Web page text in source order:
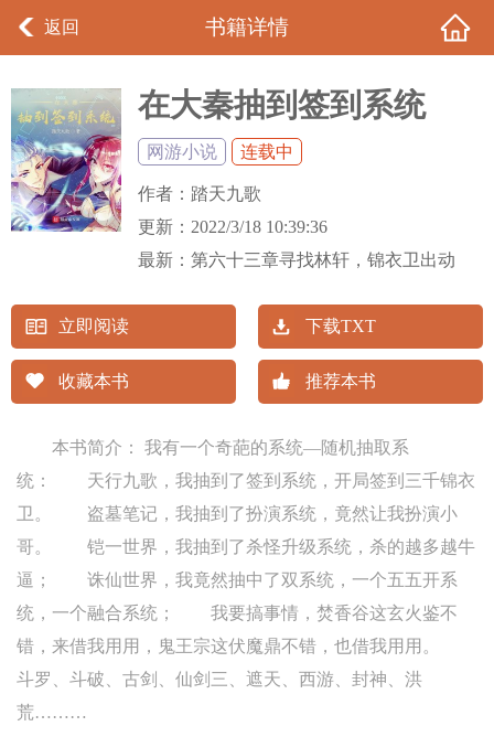
返回 书籍详情
在大秦抽到签到系统
网游小说 连载中
作者： 踏天九歌
更新： 2022/3/18 10:39:36
最新： 第六十三章寻找林轩，锦衣卫出动
立即阅读 下载TXT
收藏本书 推荐本书
本书简介： 我有一个奇葩的系统—随机抽取系
统： 天行九歌，我抽到了签到系统，开局签到三千锦衣
卫。 盗墓笔记，我抽到了扮演系统，竟然让我扮演小
哥。 铠一世界，我抽到了杀怪升级系统，杀的越多越牛
逼； 诛仙世界，我竟然抽中了双系统，一个五五开系
统，一个融合系统； 我要搞事情，焚香谷这玄火鉴不
错，来借我用用，鬼王宗这伏魔鼎不错，也借我用用。
斗罗、斗破、古剑、仙剑三、遮天、西游、封神、洪
荒………